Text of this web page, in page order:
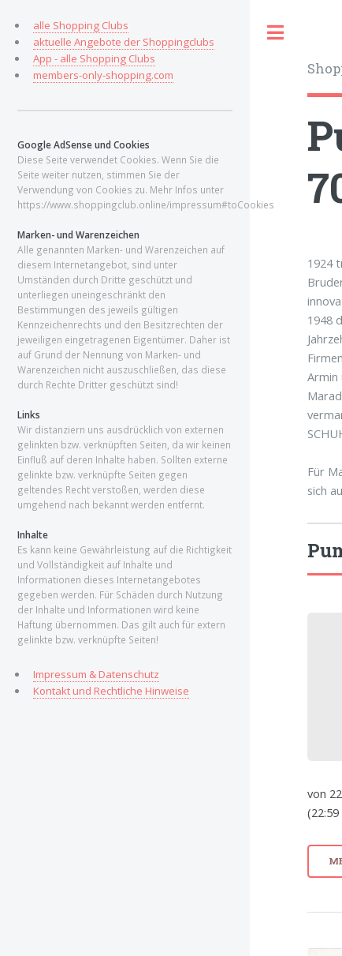
1924
1948
Armin
Für
sich
von
alle Shopping Clubs
aktuelle Angebote der Shoppingclubs
App - alle Shopping Clubs
members-only-shopping.com
Google AdSense und Cookies
Diese Seite verwendet Cookies. Wenn Sie die
Seite weiter nutzen, stimmen Sie der
Verwendung von Cookies zu. Mehr Infos unter
https://www.shoppingclub.online/impressum#toCookies
Marken- und Warenzeichen
Alle genannten Marken- und Warenzeichen auf
diesem Internetangebot, sind unter
Umständen durch Dritte geschützt und
unterliegen uneingeschränkt den
Bestimmungen des jeweils gültigen
Kennzeichenrechts und den Besitzrechten der
jeweiligen eingetragenen Eigentümer. Daher ist
auf Grund der Nennung von Marken- und
Warenzeichen nicht auszuschließen, das diese
durch Rechte Dritter geschützt sind!
Links
Wir distanziern uns ausdrücklich von externen
gelinkten bzw. verknüpften Seiten, da wir keinen
Einfluß auf deren Inhalte haben. Sollten externe
gelinkte bzw. verknüpfte Seiten gegen
geltendes Recht verstoßen, werden diese
umgehend nach bekannt werden entfernt.
Inhalte
Es kann keine Gewährleistung auf die Richtigkeit
und Vollständigkeit auf Inhalte und
Informationen dieses Internetangebotes
gegeben werden. Für Schäden durch Nutzung
der Inhalte und Informationen wird keine
Haftung übernommen. Das gilt auch für extern
gelinkte bzw. verknüpfte Seiten!
Impressum & Datenschutz
Kontakt und Rechtliche Hinweise